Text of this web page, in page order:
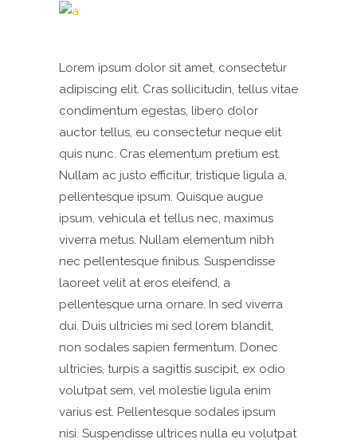
Lorem ipsum dolor sit amet, consectetur
adipiscing elit. Cras sollicitudin, tellus vitae
condimentum egestas, libero dolor
auctor tellus, eu consectetur neque elit
quis nunc. Cras elementum pretium est.
Nullam ac justo efficitur, tristique ligula a,
pellentesque ipsum. Quisque augue
ipsum, vehicula et tellus nec, maximus
viverra metus. Nullam elementum nibh
nec pellentesque finibus. Suspendisse
laoreet velit at eros eleifend, a
pellentesque urna ornare. In sed viverra
dui. Duis ultricies mi sed lorem blandit,
non sodales sapien fermentum. Donec
ultricies, turpis a sagittis suscipit, ex odio
volutpat sem, vel molestie ligula enim
varius est. Pellentesque sodales ipsum
nisi. Suspendisse ultrices nulla eu volutpat